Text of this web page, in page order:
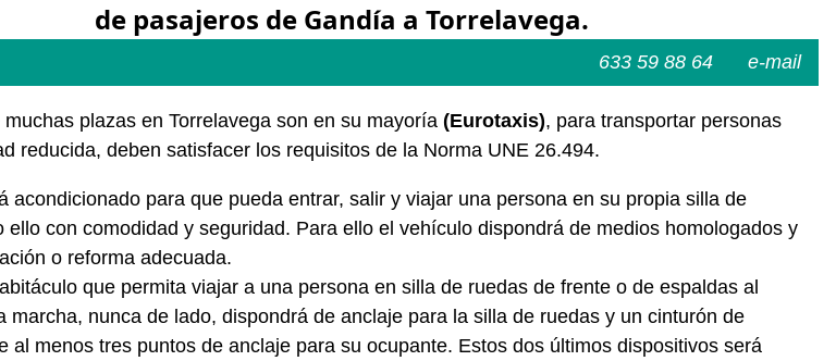
de pasajeros de Gandía a Torrelavega.
e-mail
633 59 88 64
muchas plazas en Torrelavega son en su mayoría (Eurotaxis), para transportar personas
reducida, deben satisfacer los requisitos de la Norma UNE 26.494.
acondicionado para que pueda entrar, salir y viajar una persona en su propia silla de
ello con comodidad y seguridad. Para ello el vehículo dispondrá de medios homologados y
o reforma adecuada.
que permita viajar a una persona en silla de ruedas de frente o de espaldas al
marcha, nunca de lado, dispondrá de anclaje para la silla de ruedas y un cinturón de
al menos tres puntos de anclaje para su ocupante. Estos dos últimos dispositivos será